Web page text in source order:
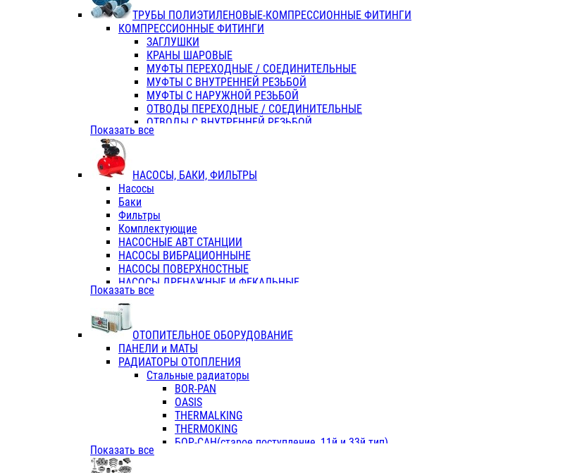
Отвертки
Хоз. инвентарь
ЭЛ. ИНСТРУМЕНТ OASIS
ТРУБЫ ПОЛИЭТИЛЕНОВЫЕ-КОМПРЕССИОННЫЕ ФИТИНГИ
КОМПРЕССИОННЫЕ ФИТИНГИ
ЗАГЛУШКИ
КРАНЫ ШАРОВЫЕ
МУФТЫ ПЕРЕХОДНЫЕ / СОЕДИНИТЕЛЬНЫЕ
МУФТЫ С ВНУТРЕННЕЙ РЕЗЬБОЙ
МУФТЫ С НАРУЖНОЙ РЕЗЬБОЙ
ОТВОДЫ ПЕРЕХОДНЫЕ / СОЕДИНИТЕЛЬНЫЕ
ОТВОДЫ С ВНУТРЕННЕЙ РЕЗЬБОЙ
ОТВОДЫ С НАРУЖНОЙ РЕЗЬБОЙ
ТРОЙНИКИ ПЕРЕХОДНЫЕ / СОЕДИНИТЕЛЬНЫЕ
ТРОЙНИКИ С ВНУТРЕННЕЙ РЕЗЬБОЙ
КОЛЬЦА РЕЗИНОВЫЕ
ТРУБЫ НАПОРНЫЕ
ТРУБЫ ГОФРИРОВАННЫЕ ДВУХСЛ.
ТРУБЫ ПОЛИЭТИЛЕНОВЫЕ
Показать все
НАСОСЫ, БАКИ, ФИЛЬТРЫ
Насосы
Баки
Фильтры
Комплектующие
НАСОСНЫЕ АВТ СТАНЦИИ
НАСОСЫ ВИБРАЦИОННЫНЕ
НАСОСЫ ПОВЕРХНОСТНЫЕ
НАСОСЫ ДРЕНАЖНЫЕ И ФЕКАЛЬНЫЕ
НАСОСЫ ПОВЫСИТ и ЦИРКУЛЯЦИОННЫЕ
НАСОСЫ СКВАЖИННЫЕ
Показать все
ОТОПИТЕЛЬНОЕ ОБОРУДОВАНИЕ
ПАНЕЛИ и МАТЫ
РАДИАТОРЫ ОТОПЛЕНИЯ
Стальные радиаторы
BOR-PAN
OASIS
THERMALKING
THERMOKING
БОР-САН(старое поступление, 11й и 33й тип)
Показать все